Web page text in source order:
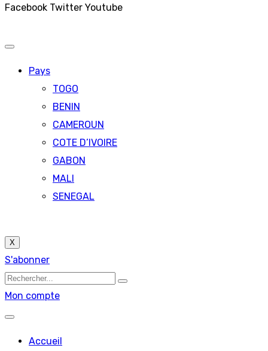
Facebook Twitter Youtube
Pays
TOGO
BENIN
CAMEROUN
COTE D’IVOIRE
GABON
MALI
SENEGAL
X
S'abonner
Mon compte
Accueil